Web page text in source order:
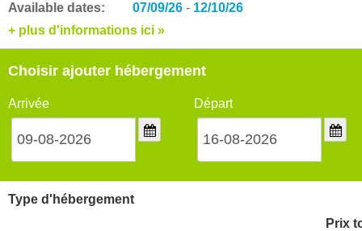
Available dates:
07/09/26 - 12/10/26
+ plus d'informations ici »
Choisir ajouter hébergement
Arrivée Départ
Type d'hébergement
Prix